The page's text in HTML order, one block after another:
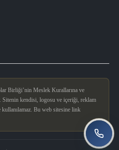
Birliği’nin Meslek Kurallarına ve
Sitenin kendisi, logosu ve içeriği, reklam
Bu web sitesine link